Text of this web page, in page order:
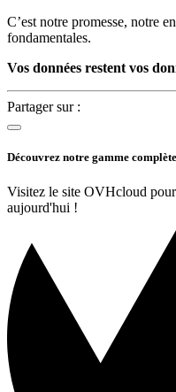
C’est notre promesse, notre
fondamentales.
Vos données restent vos
Partager sur :
Découvrez notre gamme
Visitez le site OVHcloud
aujourd'hui !